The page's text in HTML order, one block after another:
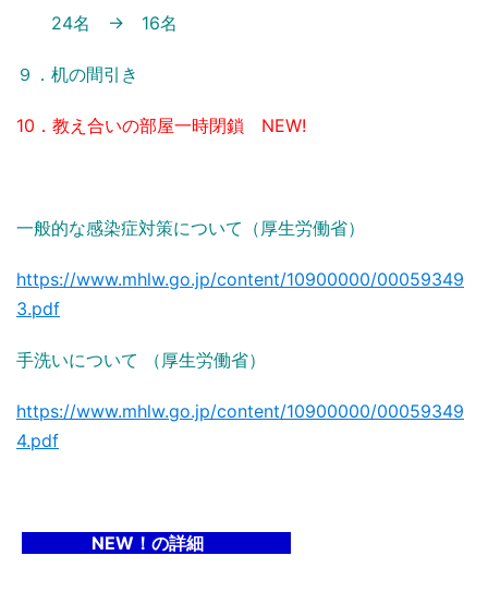
24名 → 16名
９．机の間引き
10．教え合いの部屋一時閉鎖 NEW!
一般的な感染症対策について（厚生労働省）
https://www.mhlw.go.jp/content/10900000/00059349
3.pdf
手洗いについて （厚生労働省）
https://www.mhlw.go.jp/content/10900000/00059349
4.pdf
NEW！の詳細